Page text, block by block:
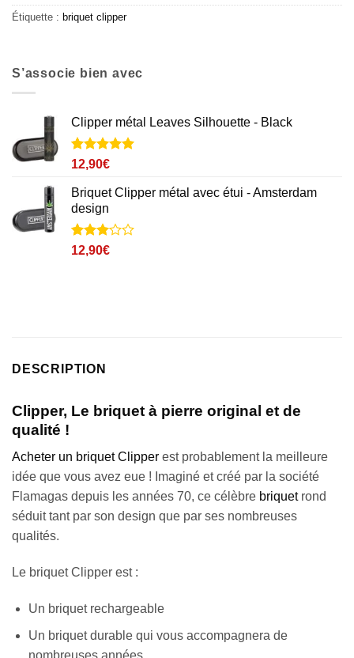
Étiquette : briquet clipper
S’associe bien avec
Clipper métal Leaves Silhouette - Black
Noté5sur
5 basé sur
1
notation
client
12,90€
Briquet Clipper métal avec étui - Amsterdam
design
Noté3
sur 5
1
12,90€
DESCRIPTION
Clipper, Le briquet à pierre original et de
qualité !
Acheter un briquet Clipper est probablement la meilleure
idée que vous avez eue ! Imaginé et créé par la société
Flamagas depuis les années 70, ce célèbre briquetrond
séduit tant par son design que par ses nombreuses
qualités.
Le briquet Clipper est :
Un briquet rechargeable
Un briquet durable qui vous accompagnera de